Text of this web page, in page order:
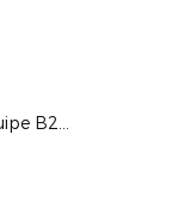
A la découverte de l'équipe B2-B3 de la section cécifoot du SC Schiltigheim !